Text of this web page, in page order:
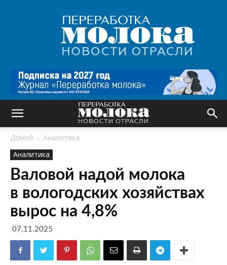
Переработка
молока
|
Новости
Домой
Аналитика
Аналитика
Валовой надой молока
в вологодских хозяйствах
вырос на 4,8%
07.11.2025